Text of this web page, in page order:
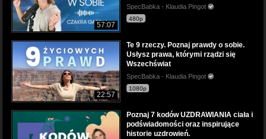
57:07
SpecBabka - Klaudia Pingot
480p
22:57
Te 9 rzeczy. Poznaj prawdy o sobie.
Usłysz prawa, którymi rządzi się
Wszechświat
SpecBabka - Klaudia Pingot
1080p
Poznaj 7 kodów UZDRAWIANIA ciała i
podświadomości oraz inspirujące
historie uzdrowień.